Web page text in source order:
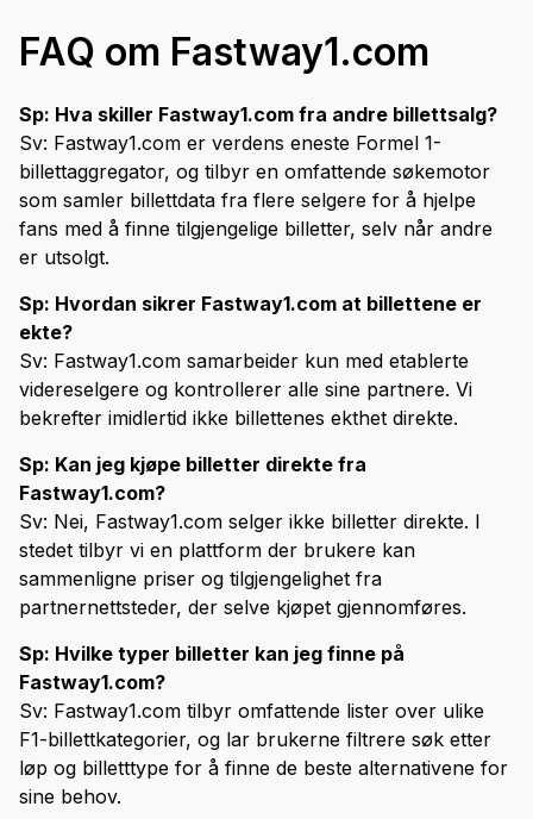
FAQ om Fastway1.com
Sp: Hva skiller Fastway1.com fra andre billettsalg?
Sv: Fastway1.com er verdens eneste Formel 1-
billettaggregator, og tilbyr en omfattende søkemotor
som samler billettdata fra flere selgere for å hjelpe
fans med å finne tilgjengelige billetter, selv når andre
er utsolgt.
Sp: Hvordan sikrer Fastway1.com at billettene er
ekte?
Sv: Fastway1.com samarbeider kun med etablerte
videreselgere og kontrollerer alle sine partnere. Vi
bekrefter imidlertid ikke billettenes ekthet direkte.
Sp: Kan jeg kjøpe billetter direkte fra
Fastway1.com?
Sv: Nei, Fastway1.com selger ikke billetter direkte. I
stedet tilbyr vi en plattform der brukere kan
sammenligne priser og tilgjengelighet fra
partnernettsteder, der selve kjøpet gjennomføres.
Sp: Hvilke typer billetter kan jeg finne på
Fastway1.com?
Sv: Fastway1.com tilbyr omfattende lister over ulike
F1-billettkategorier, og lar brukerne filtrere søk etter
løp og billetttype for å finne de beste alternativene for
sine behov.